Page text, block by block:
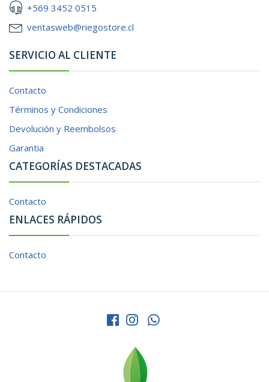
+569 3452 0515
ventasweb@riegostore.cl
SERVICIO AL CLIENTE
Contacto
Términos y Condiciones
Devolución y Reembolsos
Garantia
CATEGORÍAS DESTACADAS
Contacto
ENLACES RÁPIDOS
Contacto